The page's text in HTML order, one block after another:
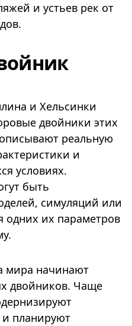
и устьев рек от
и Хельсинки
двойники этих
реальную
и
условиях.
быть
симуляций или
одних их параметров
мира начинают
двойников. Чаще
планируют